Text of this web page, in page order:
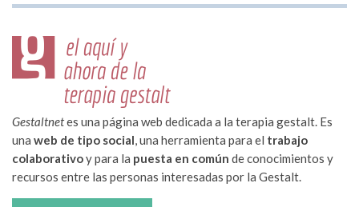
Gestaltnetes una página web dedicada a la terapia gestalt. Es
una web de tipo social, una herramienta para el trabajo
colaborativoy para la puesta en común de conocimientos y
recursos entre las personas interesadas por la Gestalt.